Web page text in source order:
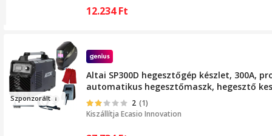
12.234Ft
Szponzorált
Altai SP300D hegesztőgép készlet, 300A,
automatikus hegesztőmaszk, hegesztő
2 (1)
Kiszállítja Ecasio Innovation